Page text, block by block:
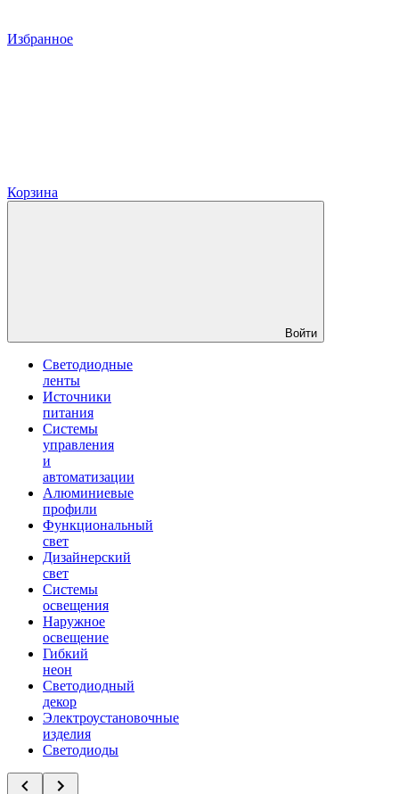
Избранное
Корзина
Войти
Светодиодные
ленты
Источники
питания
Системы
управления
и
автоматизации
Алюминиевые
профили
Функциональный
свет
Дизайнерский
свет
Системы
освещения
Наружное
освещение
Гибкий
неон
Светодиодный
декор
Электроустановочные
изделия
Светодиоды